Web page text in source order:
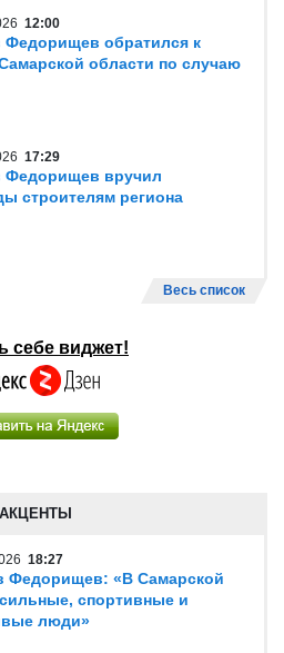
12:00
Федорищев обратился к
области по случаю
17:29
Федорищев вручил
строителям региона
Весь список
себе виджет!
АКЦЕНТЫ
18:27
Федорищев: «В Самарской
спортивные и
люди»